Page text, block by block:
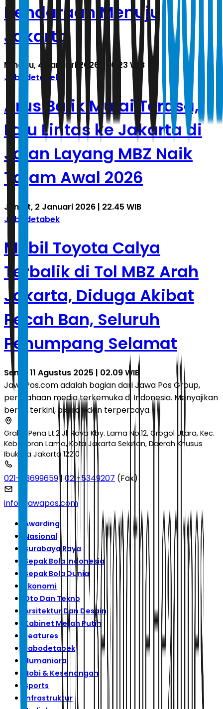
Kendaraan Menuju
Jakarta
Minggu, 4 Januari 2026 | 06.23 WIB
Jabodetabek
Arus Balik Mulai Terasa,
Lalu Lintas ke Jakarta di
Jalan Layang MBZ Naik
Tajam Awal 2026
Jumat, 2 Januari 2026 | 22.45 WIB
Jabodetabek
Mobil Toyota Calya
Terbalik di Tol MBZ Arah
Jakarta, Diduga Akibat
Pecah Ban, Seluruh
Penumpang Selamat
Senin, 11 Agustus 2025 | 02.09 WIB
JawaPos.com adalah bagian dari Jawa Pos Group,
perusahaan media terkemuka di Indonesia. Menyajikan
berita terkini, akurat, dan terpercaya.
Graha Pena Lt.2 Jl. Raya Kby. Lama No.12, Grogol Utara, Kec.
Kebayoran Lama, Kota Jakarta Selatan, Daerah Khusus
Ibukota Jakarta 12210
021-53699659| 021-5349207 (Fax)
info@jawapos.com
Awarding
Nasional
Surabaya Raya
Sepak Bola Indonesia
Sepak Bola Dunia
Ekonomi
Oto Dan Tekno
Arsitektur Dan Desain
Kabinet Merah Putih
Features
Jabodetabek
Humaniora
Hobi & Kesenangan
Sports
Infrastruktur